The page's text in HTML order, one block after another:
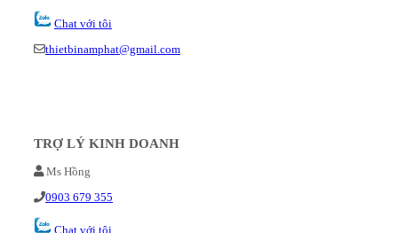
Chat với tôi
thietbinamphat@gmail.com
TRỢ LÝ KINH DOANH
Ms Hồng
0903 679 355
Chat với tôi